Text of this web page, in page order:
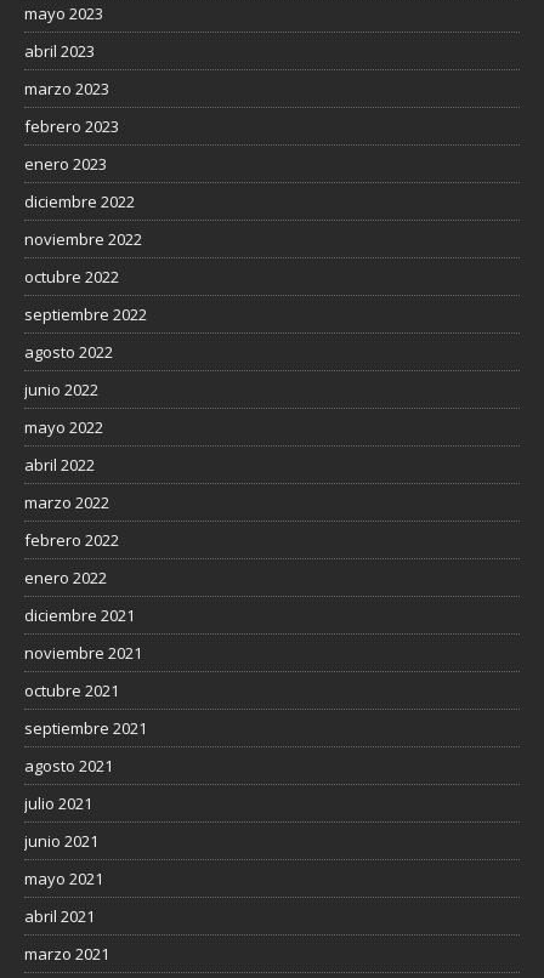
mayo 2023
abril 2023
marzo 2023
febrero 2023
enero 2023
diciembre 2022
noviembre 2022
octubre 2022
septiembre 2022
agosto 2022
junio 2022
mayo 2022
abril 2022
marzo 2022
febrero 2022
enero 2022
diciembre 2021
noviembre 2021
octubre 2021
septiembre 2021
agosto 2021
julio 2021
junio 2021
mayo 2021
abril 2021
marzo 2021